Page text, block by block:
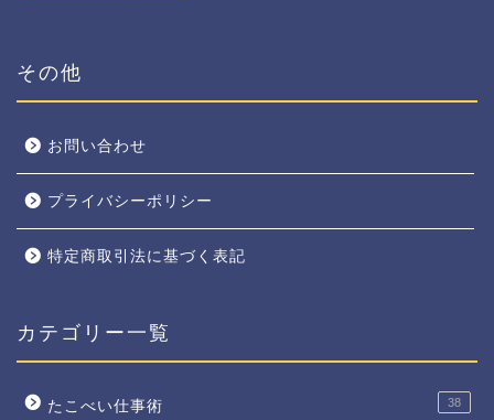
その他
お問い合わせ
プライバシーポリシー
特定商取引法に基づく表記
カテゴリー一覧
たこべい仕事術 38